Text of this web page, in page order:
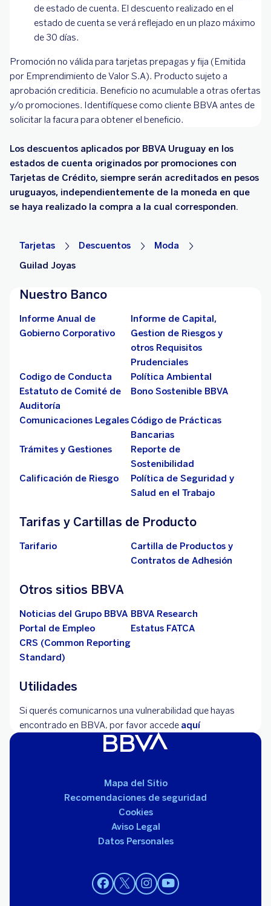
de estado de cuenta. El descuento realizado en el
estado de cuenta se verá reflejado en un plazo máximo
de 30 días.
Promoción no válida para tarjetas prepagas y fija (Emitida
por Emprendimiento de Valor S.A). Producto sujeto a
aprobación crediticia. Beneficio no acumulable a otras ofertas
y/o promociones. Identifíquese como cliente BBVA antes de
solicitar la facura para obtener el beneficio.
Los descuentos aplicados por BBVA Uruguay en los
estados de cuenta originados por promociones con
Tarjetas de Crédito, siempre serán acreditados en pesos
uruguayos, independientemente de la moneda en que
se haya realizado la compra a la cual corresponden.
Tarjetas Descuentos
Moda
Guilad Joyas
Nuestro Banco
Informe Anual de
Gobierno Corporativo
Informe de Capital,
Gestion de Riesgos y
otros Requisitos
Prudenciales
Codigo de Conducta
Política Ambiental
Estatuto de Comité de
Auditoría
Bono Sostenible BBVA
Comunicaciones Legales Código de Prácticas
Bancarias
Trámites y Gestiones
Reporte de
Sostenibilidad
Calificación de Riesgo
Política de Seguridad y
Salud en el Trabajo
Tarifas y Cartillas de Producto
Tarifario
Cartilla de Productos y
Contratos de Adhesión
Otros sitios BBVA
Noticias del Grupo BBVA BBVA Research
Portal de Empleo
Estatus FATCA
CRS (Common Reporting
Standard)
Utilidades
Si querés comunicarnos una vulnerabilidad que hayas
encontrado en BBVA, por favor accede aquí
Mapa del Sitio
Recomendaciones de seguridad
Cookies
Aviso Legal
Datos Personales